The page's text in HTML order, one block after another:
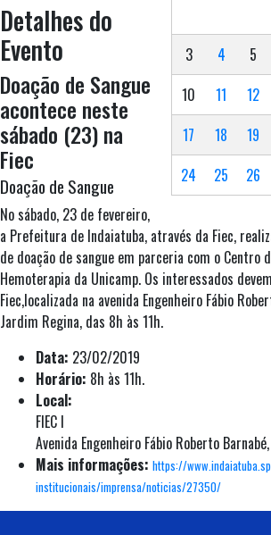
3
4 5
10
11 12
17
18 19
24
25 26
Detalhes do
Evento
Doação de Sangue
acontece neste
sábado (23) na
Fiec
Doação de Sangue
No sábado, 23 de fevereiro,
a Prefeitura de Indaiatuba, através da Fiec,
de doação de sangue em parceria com o Centro
Hemoterapia da Unicamp. Os interessados
Fiec,localizada na avenida Engenheiro Fábio
Jardim Regina, das 8h às 11h.
Data: 23/02/2019
Horário: 8h às 11h.
Local:
FIEC I
Avenida Engenheiro Fábio Roberto
Mais informações: https://
institucionais/imprensa/noticias/27350/